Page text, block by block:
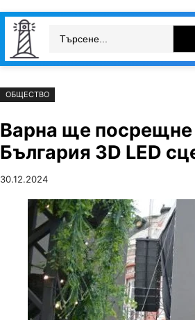
Към
съдържанието
Skip
cont
ОБЩЕСТВО
Варна ще посрещне
България 3D LED
30.12.2024